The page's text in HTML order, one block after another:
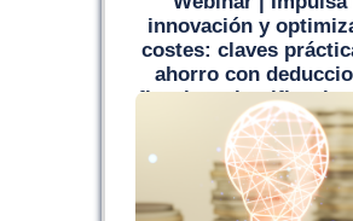
innovación y
costes: claves
ahorro con
fiscales y
la Seguridad